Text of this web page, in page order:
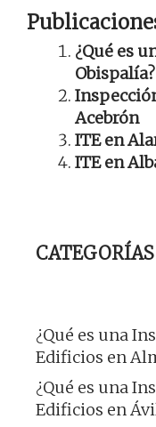
¿Qué es
Obispalía?
Acebrón
ITE en
ITE en
¿Qué es una
Edificios en
¿Qué es una
Edificios en